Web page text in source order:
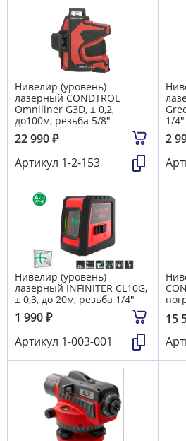
Нивелир (уровень)
лазерный CONDTROL
Omniliner G3D, ± 0,2,
до100м, резьба 5/8"
22 990₽
Артикул 1-2-153
1/4"
2
Нивелир (уровень)
лазерный INFINITER CL10G,
± 0,3, до 20м, резьба 1/4"
1 990₽
Артикул 1-003-001
15